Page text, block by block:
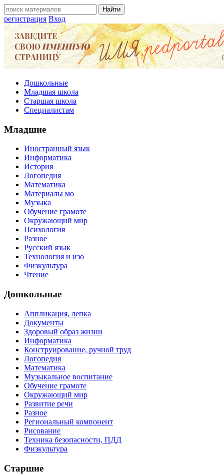
регистрация Вход
Дошкольные
Младшая школа
Старшая школа
Специалистам
Младшие
Иностранный язык
Информатика
История
Логопедия
Математика
Материалы мо
Музыка
Обучение грамоте
Окружающий мир
Психология
Разное
Русский язык
Технология и изо
Физкультура
Чтение
Дошкольные
Аппликация, лепка
Документы
Здоровый образ жизни
Информатика
Конструирование, ручной труд
Логопедия
Математика
Музыкальное воспитание
Обучение грамоте
Окружающий мир
Развитие речи
Разное
Региональный компонент
Рисование
Техника безопасности, ПДД
Физкультура
Старшие